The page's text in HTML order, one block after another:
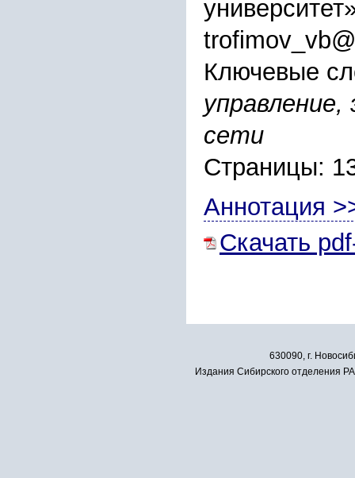
Ключевые
сети
Страницы:
Аннотация
Скачать
630090, г.
Издания Сибирского отделения